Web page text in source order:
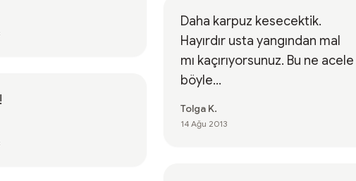
Daha karpuz kesecektik.
Hayırdır usta yangından mal
mı kaçırıyorsunuz. Bu ne acele
böyle...
Tolga K.
14 Ağu 2013